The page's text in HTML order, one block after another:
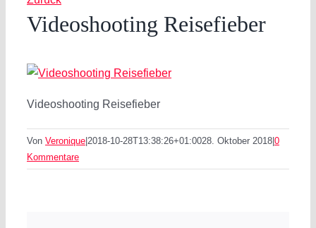
Videoshooting Reisefieber
Videoshooting Reisefieber
Von Veronique 2018-10-28T13:38:26+01:0028. Oktober 2018 0
Kommentare